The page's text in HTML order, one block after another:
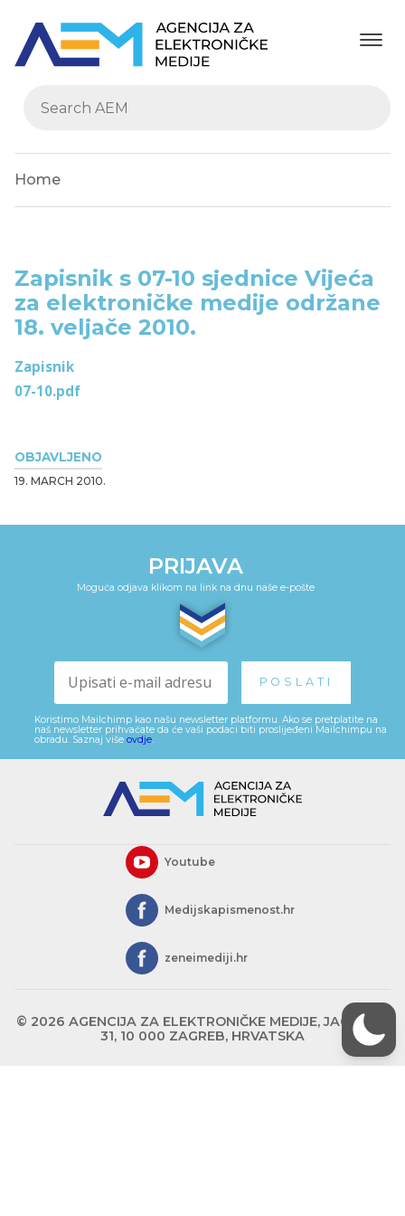
Home
OBJAVLJENO
19. MARCH 2010.
Zapisnik s 07-10 sjednice Vijeća
za elektroničke medije održane
18. veljače 2010.
Zapisnik
07-10.pdf
PRIJAVA
Moguća odjava klikom na link na dnu naše e-pošte
Koristimo Mailchimp kao našu newsletter platformu. Ako se pretplatite na
naš newsletter prihvaćate da će vaši podaci biti proslijeđeni Mailchimpu na
obradu. Saznaj više ovdje
Youtube
Medijskapismenost.hr
zeneimediji.hr
© 2026 AGENCIJA ZA ELEKTRONIČKE MEDIJE, JAGIĆEVA
31, 10 000 ZAGREB, HRVATSKA